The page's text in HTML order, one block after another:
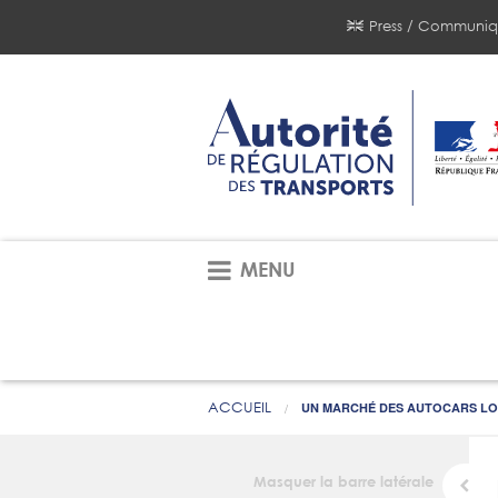
Press /
MENU
ACCUEIL UN MARCHÉ DES AUTOCARS
Masquer la barre latérale